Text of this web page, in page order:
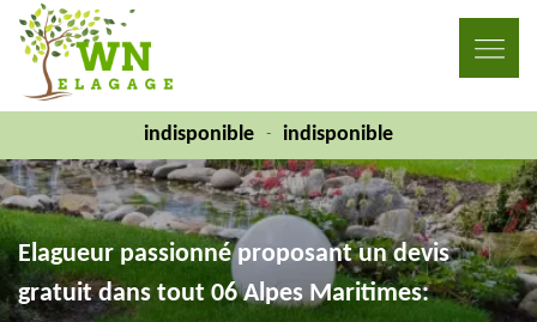
indisponible - indisponible
Elagueur passionné proposant un devis
gratuit dans tout 06 Alpes Maritimes: